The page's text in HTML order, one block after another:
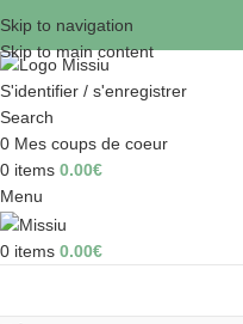
Skip to navigation
Skip to main content
S'identifier / s'enregistrer
Search
0 Mes coups de coeur
0 items 0.00€
Menu
0 items 0.00€